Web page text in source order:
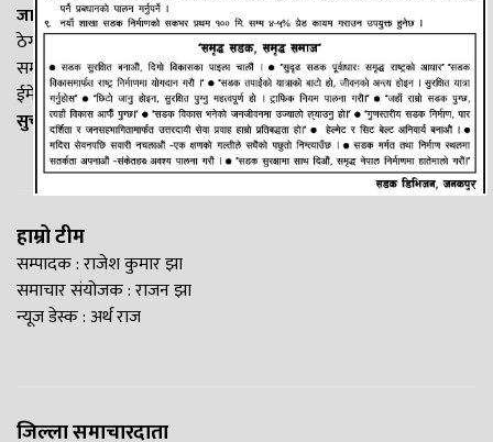
जानकी न्यूज नेटवर्क
ठेगाना: लक्ष्मीनियाँ -७, मधेश प्रदेश
सम्पर्क नं. : +977-9844100829
ईमेल:Madheshtopnews@gmail.com
सुचना विभाग दर्ता नं. २५४०/२०७७/७८
हाम्रो टीम
सम्पादक : राजेश कुमार झा
समाचार संयोजक : राजन झा
न्यूज डेस्क : अर्थ राज
जिल्ला समाचारदाता